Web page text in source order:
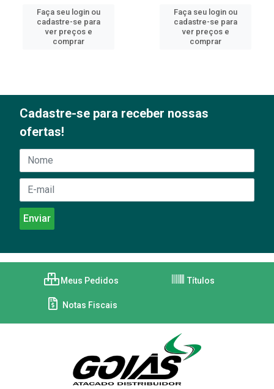
Faça seu login ou
cadastre-se para
ver preços e
comprar
Faça seu login ou
cadastre-se para
ver preços e
comprar
Cadastre-se para receber nossas
ofertas!
Meus Pedidos Títulos
Notas Fiscais